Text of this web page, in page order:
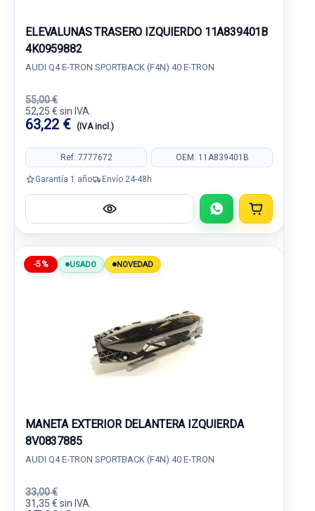
ELEVALUNAS TRASERO IZQUIERDO 11A839401B
4K0959882
AUDI Q4 E-TRON SPORTBACK (F4N) 40 E-TRON
55,00 €
52,25 € sin IVA.
63,22 € (IVA incl.)
Ref: 7777672 OEM: 11A839401B
Garantía 1 año Envío 24-48h
-5% USADO NOVEDAD
MANETA EXTERIOR DELANTERA IZQUIERDA
8V0837885
AUDI Q4 E-TRON SPORTBACK (F4N) 40 E-TRON
33,00 €
31,35 € sin IVA.